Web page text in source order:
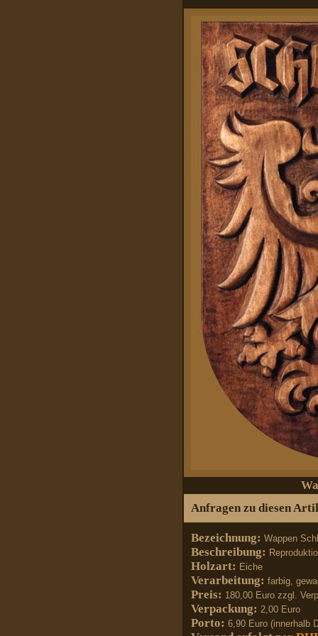
Anfragen zu diesen
Bezeichnung: Wappen
Beschreibung:
Holzart: Eiche
Verarbeitung: farbig,
Preis: 180,00 Euro zzgl.
Verpackung: 2,00 Euro
Porto: 6,90 Euro (innerhalb